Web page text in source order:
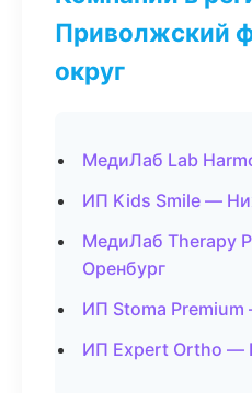
Приволжский
округ
МедиЛаб Lab
ИП Kids Smile —
МедиЛаб Therapy
Оренбург
ИП Stoma
ИП Expert Ortho —